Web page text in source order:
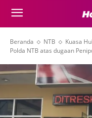
Beranda NTB
Kuasa
Polda NTB atas dugaan